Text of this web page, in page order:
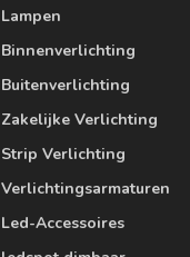
Lampen
Binnenverlichting
Buitenverlichting
Zakelijke Verlichting
Strip Verlichting
Verlichtingsarmaturen
Led-Accessoires